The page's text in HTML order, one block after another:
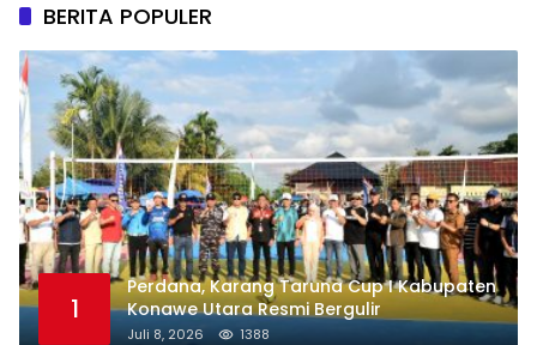
BERITA POPULER
1
Perdana, Karang Taruna Cup I Kabupaten
Konawe Utara Resmi Bergulir
Juli 8, 2026 1388